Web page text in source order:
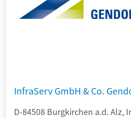
InfraServ GmbH & Co.
D-84508 Burgkirchen a.d. Alz,